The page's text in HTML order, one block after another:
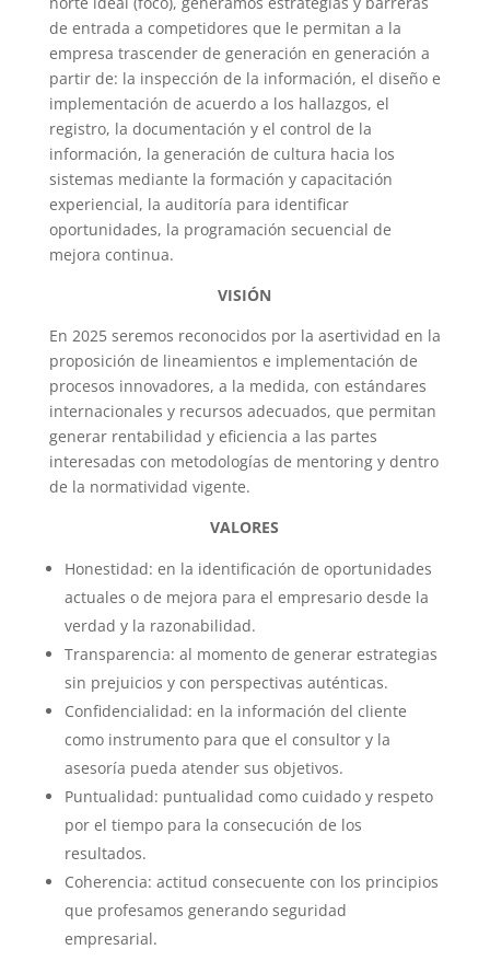
de entrada a competidores que le permitan a la
empresa trascender de generación en generación a
partir de: la inspección de la información, el diseño e
implementación de acuerdo a los hallazgos, el
registro, la documentación y el control de la
información, la generación de cultura hacia los
sistemas mediante la formación y capacitación
experiencial, la auditoría para identificar
oportunidades, la programación secuencial de
mejora continua.
VISIÓN
En 2025 seremos reconocidos por la asertividad en la
proposición de lineamientos e implementación de
procesos innovadores, a la medida, con estándares
internacionales y recursos adecuados, que permitan
generar rentabilidad y eficiencia a las partes
interesadas con metodologías de mentoring y dentro
de la normatividad vigente.
VALORES
Honestidad: en la identificación de oportunidades
actuales o de mejora para el empresario desde la
verdad y la razonabilidad.
Transparencia: al momento de generar estrategias
sin prejuicios y con perspectivas auténticas.
Confidencialidad: en la información del cliente
como instrumento para que el consultor y la
asesoría pueda atender sus objetivos.
Puntualidad: puntualidad como cuidado y respeto
por el tiempo para la consecución de los
resultados.
Coherencia: actitud consecuente con los principios
que profesamos generando seguridad
empresarial.